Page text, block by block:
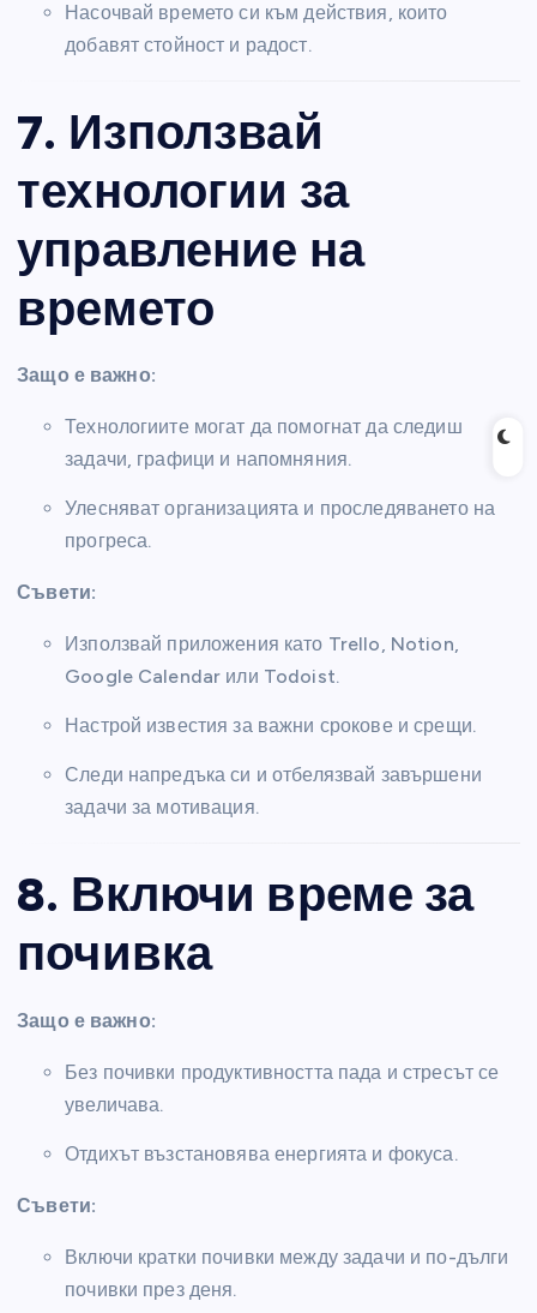
Насочвай времето си към действия, които
добавят стойност и радост.
7. Използвай
технологии за
управление на
времето
Защо е важно:
Технологиите могат да помогнат да следиш
задачи, графици и напомняния.
Улесняват организацията и проследяването на
прогреса.
Съвети:
Използвай приложения като Trello, Notion,
Google Calendar или Todoist.
Настрой известия за важни срокове и срещи.
Следи напредъка си и отбелязвай завършени
задачи за мотивация.
8. Включи време за
почивка
Защо е важно:
Без почивки продуктивността пада и стресът се
увеличава.
Отдихът възстановява енергията и фокуса.
Съвети:
Включи кратки почивки между задачи и по-дълги
почивки през деня.